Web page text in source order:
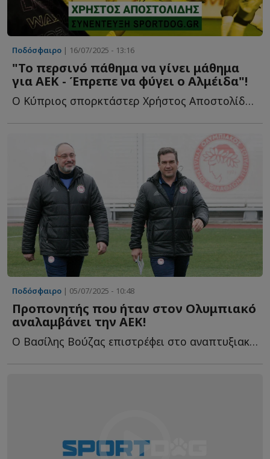
Ποδόσφαιρο | 16/07/2025 - 13:16
"Το περσινό πάθημα να γίνει μάθημα
για ΑΕΚ - Έπρεπε να φύγει ο Αλμέιδα"!
Ο Κύπριος σπορκτάστερ Χρήστος Αποστολίδης στο Sportdog γ...
Ποδόσφαιρο | 05/07/2025 - 10:48
Προπονητής που ήταν στον Ολυμπιακό
αναλαμβάνει την ΑΕΚ!
Ο Βασίλης Βούζας επιστρέφει στο αναπτυξιακό ποδόσφαιρο τ...